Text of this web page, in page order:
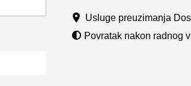
Usluge preuzimanja
Povratak nakon radnog